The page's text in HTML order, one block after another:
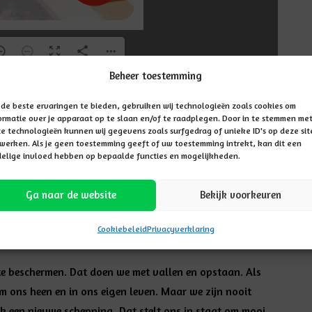
Beheer toestemming
de beste ervaringen te bieden, gebruiken wij technologieën zoals cookies om
over je apparaat op te slaan en/of te raadplegen. Door in te stemmen met
technologieën kunnen wij gegevens zoals surfgedrag of unieke ID's op deze
Als je geen toestemming geeft of uw toestemming intrekt, kan dit een
invloed hebben op bepaalde functies en mogelijkheden.
Ga naar de website Bekijk voorkeuren
CookiebeleidPrivacyverklaring
leerlingen dat te ontdekken en vanuit dat besef te
deze samenleving (Jeremia 29: 4-7). In onze scholen
willen God eren om wie Hij is en Hem dienen. Ons hart
zijn. En wij streven naar een klimaat waarin
weten.
Alleen dàt maakt het mogelijk om
Dat doen we met vallen en opstaan. Als
heen en in ons eigen leven. Maar we zijn nooit